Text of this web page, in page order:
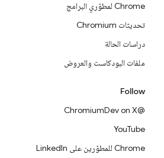
Chrome لمطوّري البرامج
تحديثات Chromium
دراسات الحالة
ملفات البودكاست والعروض
Follow
@ChromiumDev on X
YouTube
Chrome للمطوّرين على LinkedIn